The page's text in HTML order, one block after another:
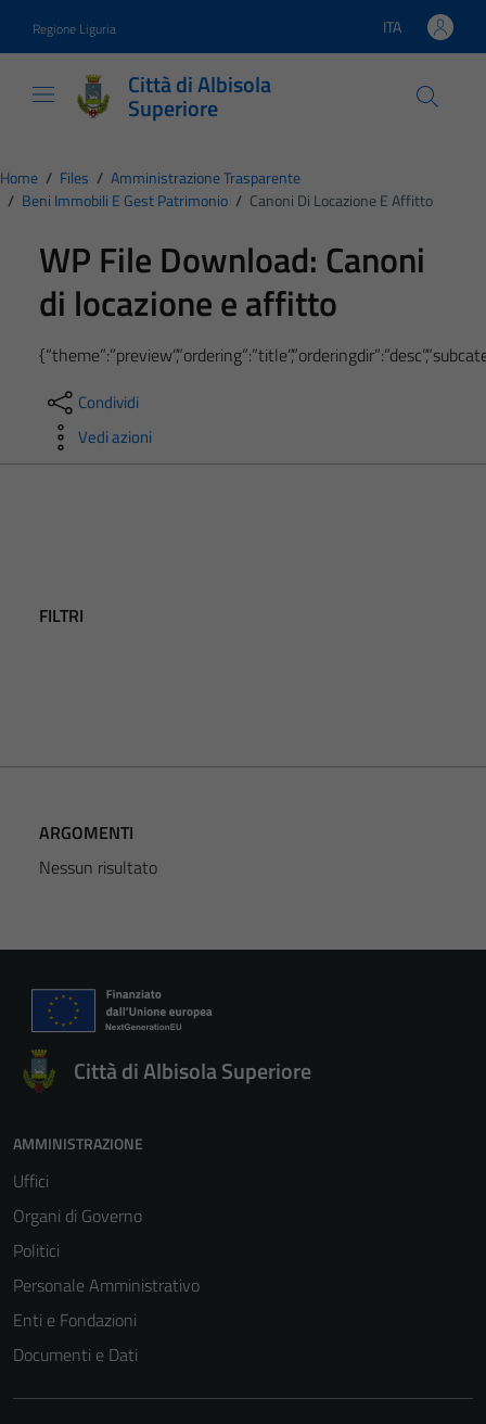
Regione Liguria Lingua attiva:
ITA
Città di Albisola
Superiore
Home / Files / Amministrazione Trasparente
/ Beni Immobili E Gest Patrimonio / Canoni Di Locazione E Affitto
WP File Download: Canoni
di locazione e affitto
Condividi
Vedi azioni
FILTRI
ARGOMENTI
Nessun risultato
Città di Albisola Superiore
AMMINISTRAZIONE
Uffici
Organi di Governo
Politici
Personale Amministrativo
Enti e Fondazioni
Documenti e Dati